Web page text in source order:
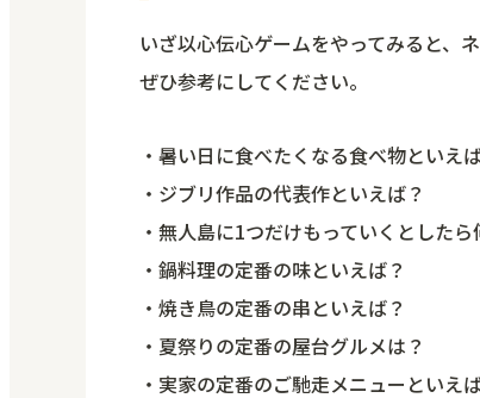
いざ以心伝心ゲームをやってみると、
ぜひ参考にしてください。
・暑い日に食べたくなる食べ物といえ
・ジブリ作品の代表作といえば？
・無人島に1つだけもっていくとしたら
・鍋料理の定番の味といえば？
・焼き鳥の定番の串といえば？
・夏祭りの定番の屋台グルメは？
・実家の定番のご馳走メニューといえ